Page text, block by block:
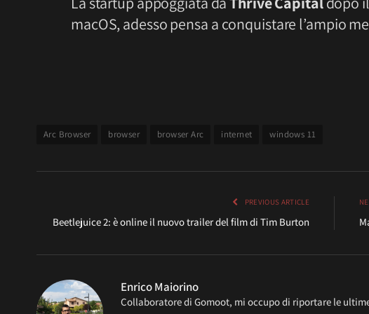
macOS, adesso pensa a conquistare l’ampio
Arc Browser browser browser Arc internet windows 11
PREVIOUS ARTICLE
Beetlejuice 2: è online il nuovo trailer del film di Tim Burton
Enrico Maiorino
Collaboratore di Gomoot, mi occupo di riportare le